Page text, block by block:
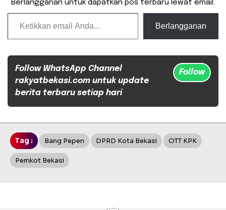
Berlangganan untuk dapatkan pos terbaru lewat email.
Ketikkan email Anda...
Berlangganan
Follow WhatsApp Channel
rakyatbekasi.com untuk update
berita terbaru setiap hari
Follow
Tag : Bang Pepen DPRD Kota Bekasi OTT KPK
Pemkot Bekasi